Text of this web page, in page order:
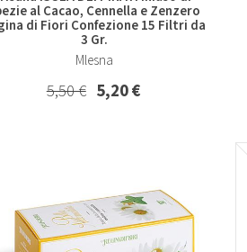
al Cacao, Cennella e Zenzero
di Fiori Confezione 15 Filtri da
3 Gr.
Mlesna
5,50 € 5,20 €